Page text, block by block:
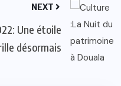
NEXT
Une étoile
désormais